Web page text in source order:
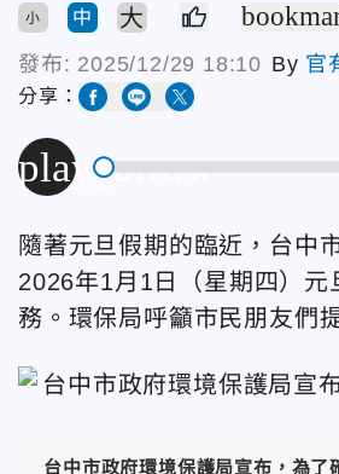
小 中 大
發布: 2025/12/29 18:10 By 官
分享：
play_arrow
隨著元旦假期的臨近，台中
2026年1月1日（星期四）
務。環保局呼籲市民朋友們
台中市政府環境保護局宣布，為